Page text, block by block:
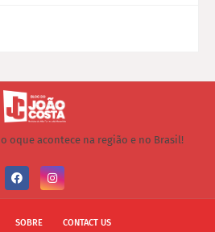
oque acontece na região e no Brasil!
SOBRE CONTACT US